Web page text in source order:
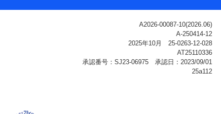
ご契約状態・ご利用履歴インターネット利用時の行動に
関する情報、アプリケーション利用時の行動に関する情
報、購入されたサービスや商品の名称・購入場所・決済
に関する情報、アンケートの回答に関する情報などが含